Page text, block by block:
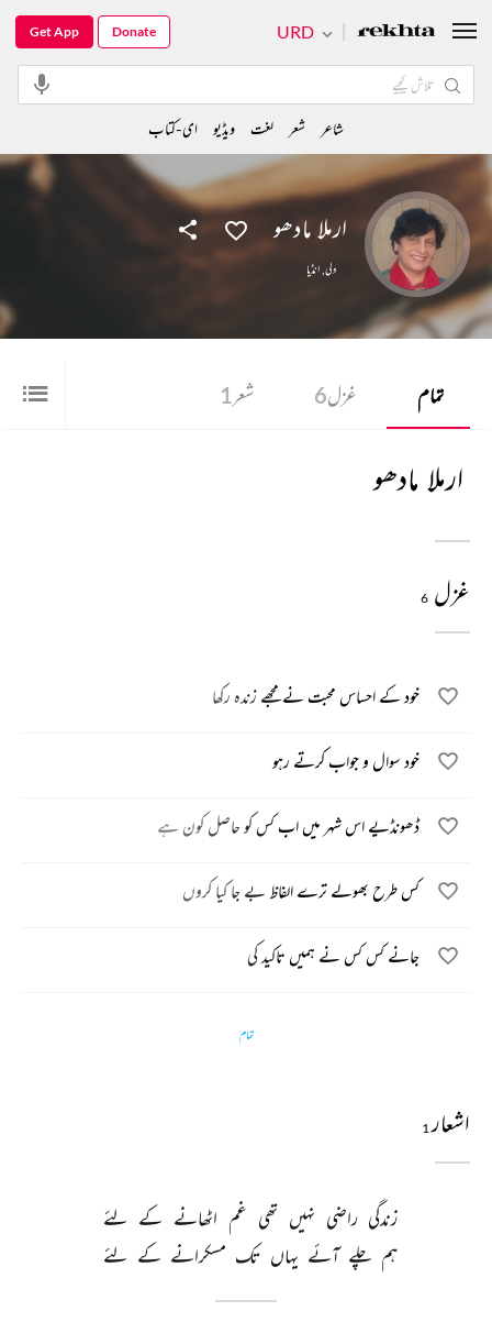
ارملا مادھو
دلی,انڈیا
تمام غزل6 شعر1
ارملا مادھو
غزل 6
خود کے احساس محبت نے مجھے زندہ رکھا
خود سوال و جواب کرتے رہو
ڈھونڈیے اس شہر میں اب کس کو حاصل کون ہے
کس طرح بھولے ترے الفاظ بے جا کیا کروں
جانے کس کس نے ہمیں تاکید کی
تمام
اشعار1
زندگی راضی نہیں تھی غم اٹھانے کے لئے
ہم چلے آئے یہاں تک مسکرانے کے لئے
URD
Get App Donate
شاعر شعر لغت ویڈیو ای-کتاب